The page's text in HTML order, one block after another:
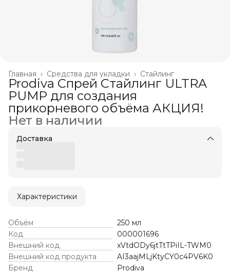
Стайлинг
Средства для укладки ›
Главная ›
Prodiva Спрей Стайлинг ULTRA
PUMP для создания
прикорневого объёма АКЦИЯ!
Нет в наличии
Доставка
Характеристики
Объём
250 мл
Код
000001696
Внешний код
xVtdODy6jtTtTPiIL-TWM0
Внешний код продукта
AI3aajMLjKtyCY0c4PV6K0
Бренд
Prodiva